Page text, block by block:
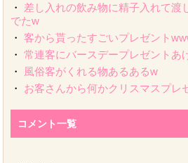
・
差し入れの飲み物に精子入れて渡
でたw
・ 客から貰ったすごいプレゼント
・ 常連客にバースデープレゼントあ
・
風俗客がくれる物あるあるw
・
お客さんから何かクリスマスプレ
コメント一覧